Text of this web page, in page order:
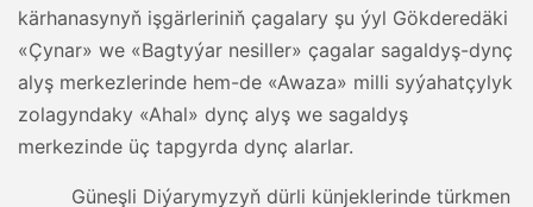
kärhanasynyň işgärleriniň çagalary şu ýyl Gökderedäki
«Çynar» we «Bagtyýar nesiller» çagalar sagaldyş-dynç
alyş merkezlerinde hem-de «Awaza» milli syýahatçylyk
zolagyndaky «Ahal» dynç alyş we sagaldyş
merkezinde üç tapgyrda dynç alarlar.
Güneşli Diýarymyzyň dürli künjeklerinde türkmen